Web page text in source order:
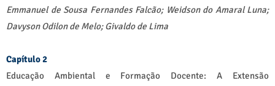
Emmanuel de Sousa Fernandes Falcão; Weidson do Amaral Luna;
Davyson Odilon de Melo; Givaldo de Lima
Capítulo 2
Educação Ambiental e Formação Docente: A Extensão